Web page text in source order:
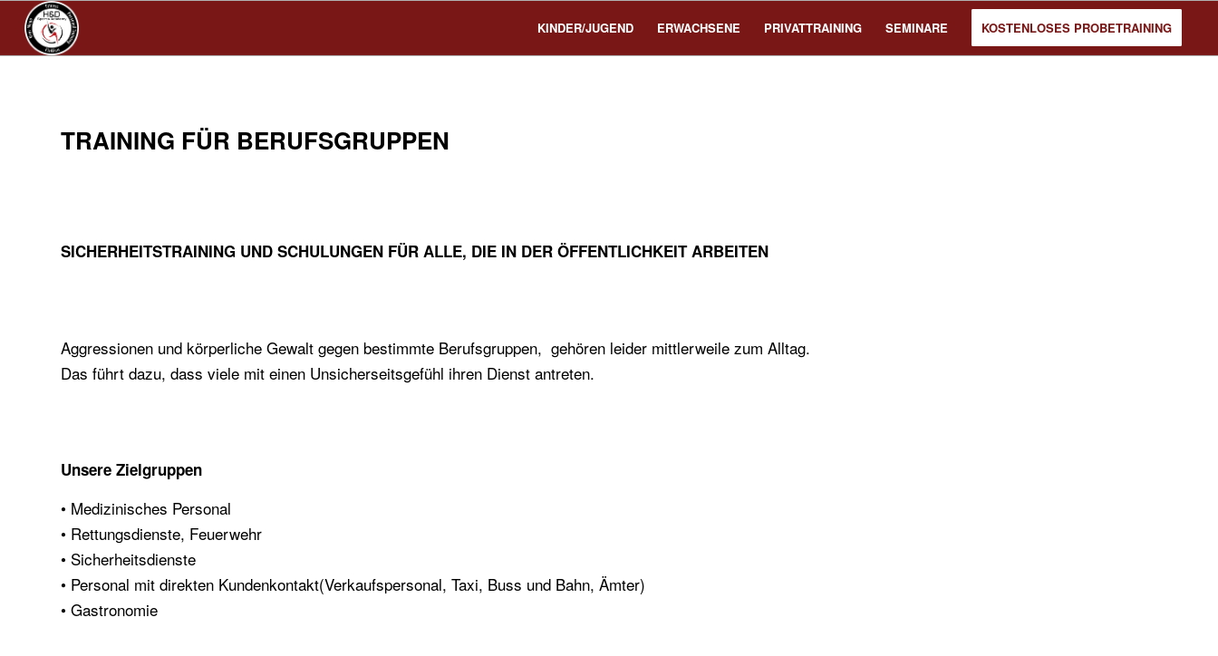
KINDER/JUGEND ERWACHSENE PRIVATTRAINING SEMINARE KOSTENLOSES PROBETRAINING
TRAINING FÜR BERUFSGRUPPEN
SICHERHEITSTRAINING UND SCHULUNGEN FÜR ALLE, DIE IN DER ÖFFENTLICHKEIT ARBEITEN
Aggressionen und körperliche Gewalt gegen bestimmte Berufsgruppen, gehören leider mittlerweile zum Alltag.
Das führt dazu, dass viele mit einen Unsicherseitsgefühl ihren Dienst antreten.
Unsere Zielgruppen
• Medizinisches Personal
• Rettungsdienste, Feuerwehr
• Sicherheitsdienste
• Personal mit direkten Kundenkontakt(Verkaufspersonal, Taxi, Buss und Bahn, Ämter)
• Gastronomie